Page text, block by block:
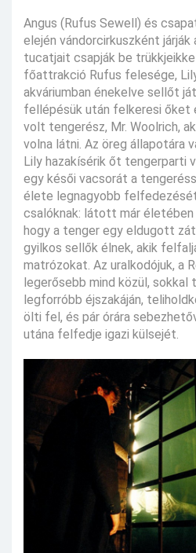
Angus (Rufus Sewell) és
elején vándorcirkuszként
tucatjait csapják be
főattrakció Rufus felesége,
akváriumban énekelve sellőt
fellépésük után felkeresi őket
volt tengerész, Mr. Woolrich,
volna látni. Az öreg állapotára
Lily hazakísérik őt tengerparti
egy késői vacsorát a
élete legnagyobb
csalóknak: látott már
hogy a tenger egy eldugott
gyilkos sellők élnek, akik
matrózokat. Az uralkodójuk, a
legerősebb mind közül, sokkal
legforróbb éjszakáján,
ölti fel, és pár órára
utána felfedje igazi külsejét.